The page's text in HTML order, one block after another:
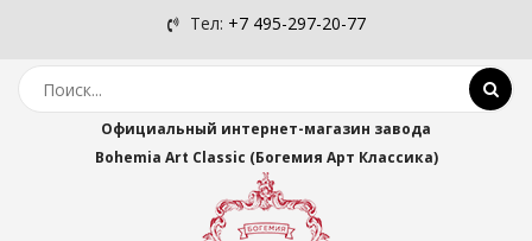
Тел: +7 495-297-20-77
Официальный интернет-магазин завода
Bohemia Art Classic (Богемия Арт Классика)